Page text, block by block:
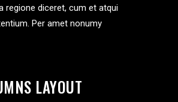
regione diceret, cum et atqui
Per amet nonumy
LAYOUT